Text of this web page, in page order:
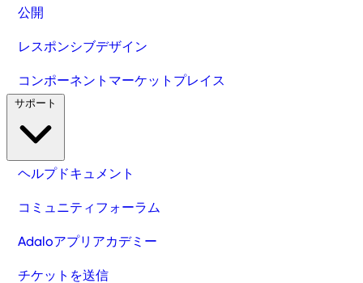
公開
レスポンシブデザイン
コンポーネントマーケットプレイス
ヘルプドキュメント
コミュニティフォーラム
Adaloアプリアカデミー
チケットを送信